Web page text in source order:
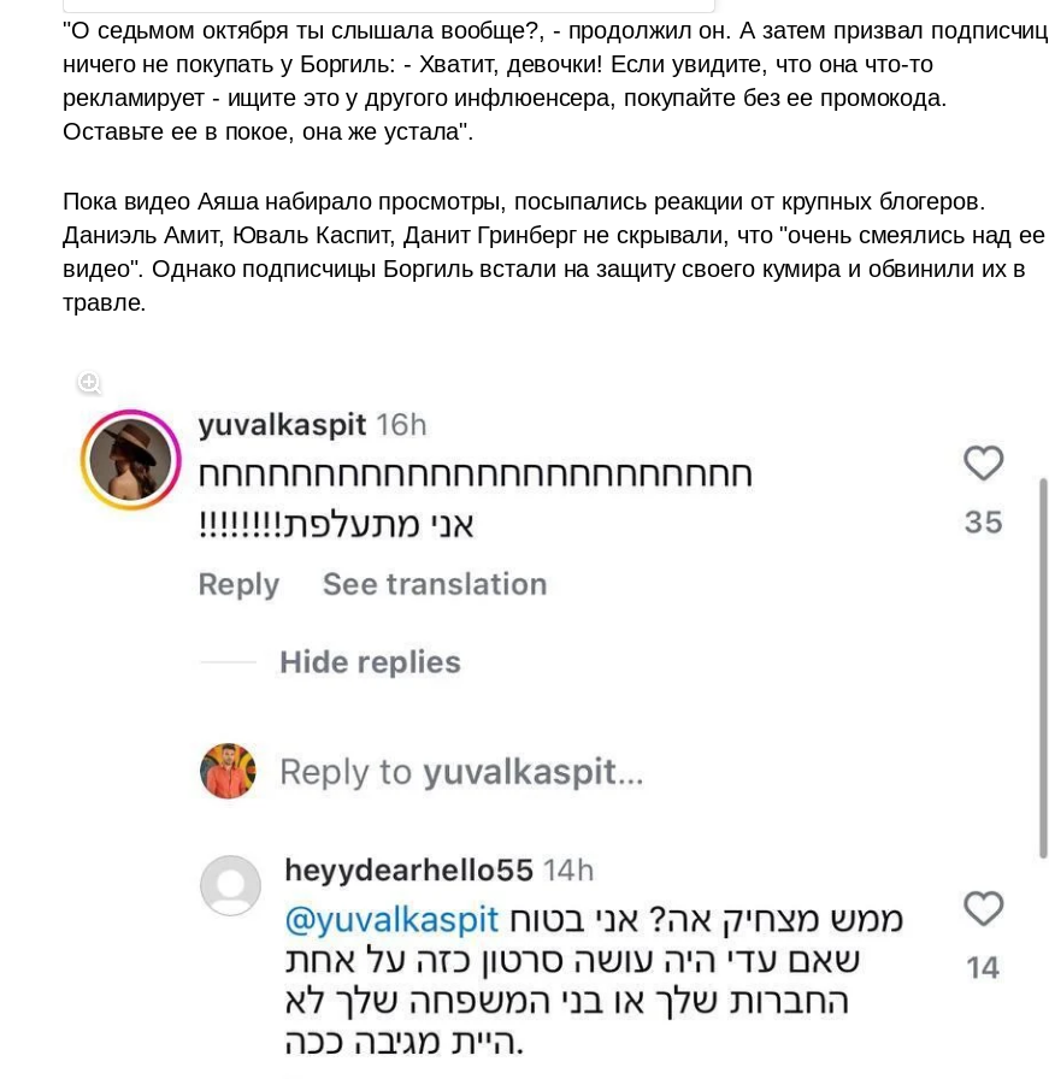
"О седьмом октября ты слышала вообще?, - продолжил он. А затем призвал подписчиц
ничего не покупать у Боргиль: - Хватит, девочки! Если увидите, что она что-то
рекламирует - ищите это у другого инфлюенсера, покупайте без ее промокода.
Оставьте ее в покое, она же устала".
Пока видео Аяша набирало просмотры, посыпались реакции от крупных блогеров.
Даниэль Амит, Юваль Каспит, Данит Гринберг не скрывали, что "очень смеялись над ее
видео". Однако подписчицы Боргиль встали на защиту своего кумира и обвинили их в
травле.